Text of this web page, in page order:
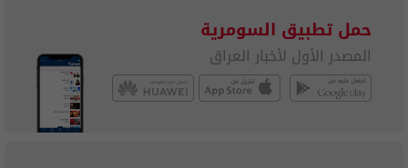
حمل تطبيق السومرية
المصدر الأول لأخبار العراق